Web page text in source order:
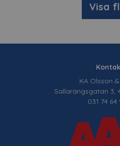
Visa
KA Olsson
Sallarängsgatan 3,
031 74 64